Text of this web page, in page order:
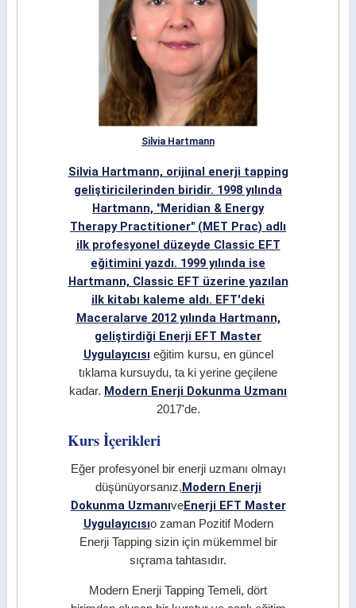
Silvia Hartmann
Silvia Hartmann, orijinal enerji tapping
geliştiricilerinden biridir. 1998 yılında
Hartmann, "Meridian & Energy
Therapy Practitioner" (MET Prac) adlı
ilk profesyonel düzeyde Classic EFT
eğitimini yazdı. 1999 yılında ise
Hartmann, Classic EFT üzerine yazılan
ilk kitabı kaleme aldı. EFT'deki
Maceralarve 2012 yılında Hartmann,
geliştirdiği Enerji EFT Master
Uygulayıcısı eğitim kursu, en güncel
tıklama kursuydu, ta ki yerine geçilene
kadar. Modern Enerji Dokunma Uzmanı
2017'de.
Kurs İçerikleri
Eğer profesyonel bir enerji uzmanı olmayı
düşünüyorsanız, Modern Enerji
Dokunma UzmanıveEnerji EFT Master
Uygulayıcısıo zaman Pozitif Modern
Enerji Tapping sizin için mükemmel bir
sıçrama tahtasıdır.
Modern Enerji Tapping Temeli, dört